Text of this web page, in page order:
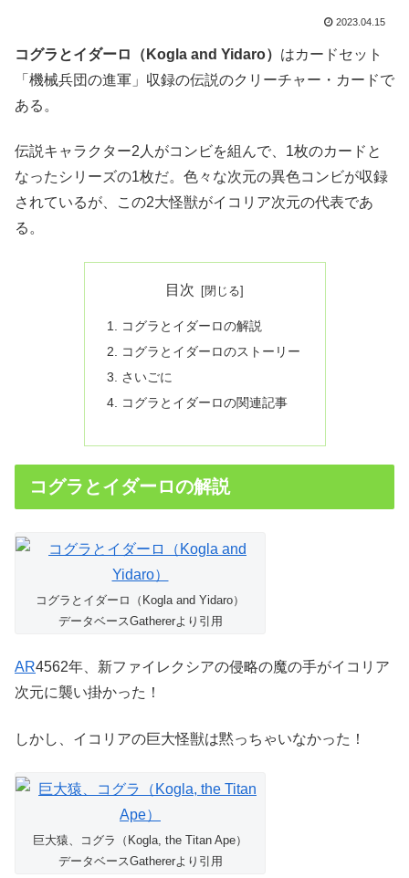
2023.04.15
コグラとイダーロ（Kogla and Yidaro） はカードセット
「機械兵団の進軍」収録の伝説のクリーチャー・カードで
ある。
伝説キャラクター2人がコンビを組んで、1枚のカードと
なったシリーズの1枚だ。色々な次元の異色コンビが収録
されているが、この2大怪獣がイコリア次元の代表であ
る。
目次
コグラとイダーロの解説
コグラとイダーロのストーリー
さいごに
コグラとイダーロの関連記事
コグラとイダーロの解説
コグラとイダーロ（Kogla and Yidaro）
データベースGathererより引用
AR4562年、新ファイレクシアの侵略の魔の手がイコリア
次元に襲い掛かった！
しかし、イコリアの巨大怪獣は黙っちゃいなかった！
巨大猿、コグラ（Kogla, the Titan Ape）
データベースGathererより引用